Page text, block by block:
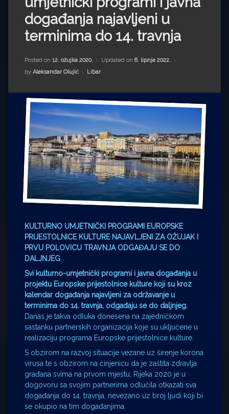
Impressum
Milenko Strižak
Drugi autori
Drugi autori
Ljiljana Lekanić-Kljaić
Željko Krznarić
Mario Lovreković
Miroslav Šantek
događanja najavljeni u
terminima do 14. travnja
Posted on 12. ožujka 2020. Updated on 6. lipnja 2022.
by Aleksandar Olujić Kategorije:
Libar
KULTURNO UMJETNIČKI PROGRAMI EUROPSKE
PRIJESTOLNICE KULTURE NAJAVLJENI ZA OŽUJAK I
PRVU POLOVICU TRAVNJA ODGAĐAJU SE DO
DALJNJEG
Svi kulturno-umjetnički programi i javna događanja u
projektu Europske prijestolnice kulture koji su kroz
kalendar događanja najavljeni za održavanje u
terminima do 14. travnja, odgađaju se do daljnjeg.
Danas je takva odluka donesena na zajedničkom
sastanku partnerskih organizacija koje su uključene u
realizaciju programa Europske prijestolnice kulture.
S obzirom na razvoj situacije vezane uz širenje korona
virusa te s obzirom na činjenicu da je zaštita zdravlja
građana svima na prvom mjestu, Rijeka 2020 je u
dogovoru sa svojim partnerima odlučila otkazati sva
događanja do 14. travnja, nevezano uz broj ljudi koji bi
se okupio na tim događanjima.